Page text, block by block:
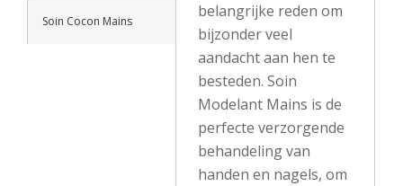
Soin Cocon Mains
belangrijke reden om
bijzonder veel
aandacht aan hen te
besteden. Soin
Modelant Mains is de
perfecte verzorgende
behandeling van
handen en nagels, om